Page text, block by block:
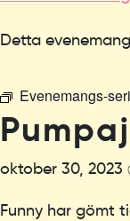
Detta
Evenemangs-
oktober 30, 2023
Funny har gömt